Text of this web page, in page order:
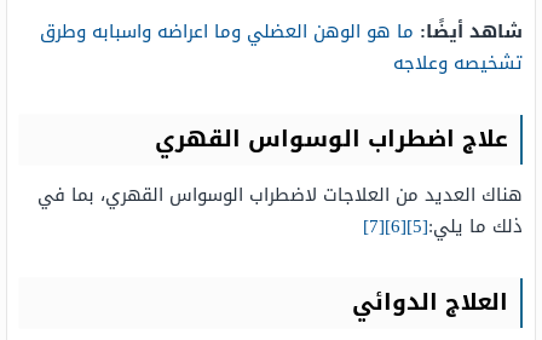
شاهد أيضًا: ما هو الوهن العضلي وما اعراضه واسبابه وطرق
تشخيصه وعلاجه
علاج اضطراب الوسواس القهري
هناك العديد من العلاجات لاضطراب الوسواس القهري، بما في
ذلك ما يلي:[5]
[6]
[7]
العلاج الدوائي